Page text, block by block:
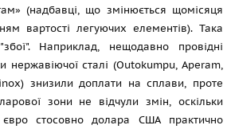
(надбавці, що змінюється щомісяця
вартості легуючих елементів). Така
Наприклад, нещодавно провідні
нержавіючої сталі (Outokumpu, Aperam,
знизили доплати на сплави, проте
зони не відчули змін, оскільки
євро стосовно долара США практично